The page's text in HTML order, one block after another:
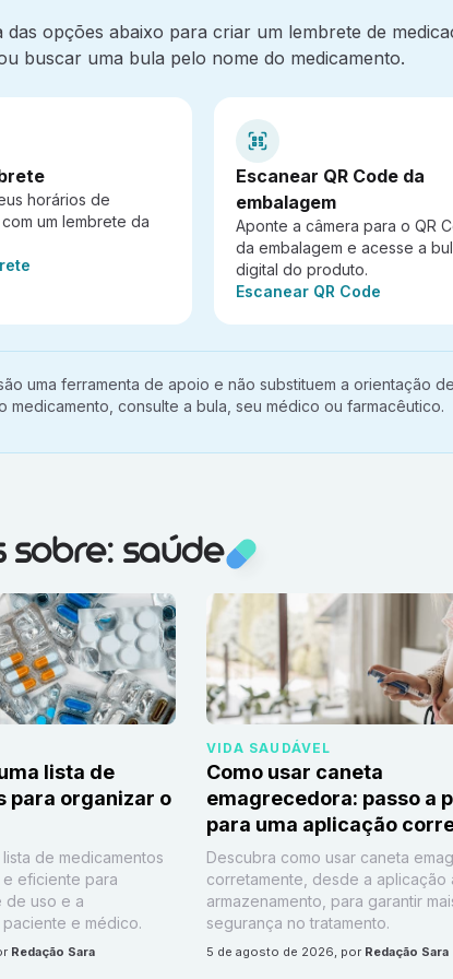
das opções abaixo para criar um lembrete de
buscar uma bula pelo nome do medicamento.
horários de
um lembrete da
Escanear QR Code da
embalagem
Aponte a câmera para o QR
da embalagem e acesse a
digital do produto.
Ação:
Escanear QR Code
uma ferramenta de apoio e não substituem a orientação
medicamento, consulte a bula, seu médico ou farmacêutico.
Saúde
sobre: saúde
lista de
para organizar o
de medicamentos
e eficiente para
de uso e a
e médico.
Redação Sara
VIDA SAUDÁVEL
Como usar caneta
emagrecedora: passo a
para uma aplicação
Descubra como usar caneta
corretamente, desde a aplicação
armazenamento, para garantir
segurança no tratamento.
5 de agosto de 2026, por Redação Sara